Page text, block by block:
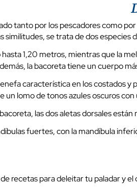
tanto por los pescadores como
se trata de dos especies
1,20 metros, mientras que la
la bacoreta tiene un cuerpo
característica en los costados
un lomo de tonos azules oscuros
las dos aletas dorsales
fuertes, con la mandíbula
recetas para deleitar tu paladar y